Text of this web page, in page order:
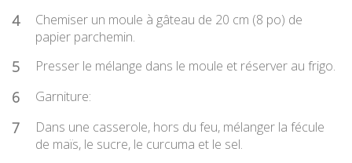
4
Chemiser un moule à gâteau de 20 cm (8 po) de
papier parchemin.
5 Presser le mélange dans le moule et réserver au frigo.
6 Garniture:
7
Dans une casserole, hors du feu, mélanger la fécule
de maïs, le sucre, le curcuma et le sel.